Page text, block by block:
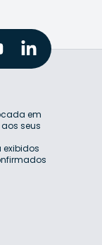
em
seus
exibidos